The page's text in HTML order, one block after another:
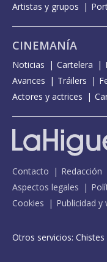
Artistas y grupos
CINEMANÍA
Noticias Cartelera
Avances
Tráilers
Actores y actrices
Contacto Redacción
Aspectos legales
Cookies
Publicidad y
Otros servicios: Chistes